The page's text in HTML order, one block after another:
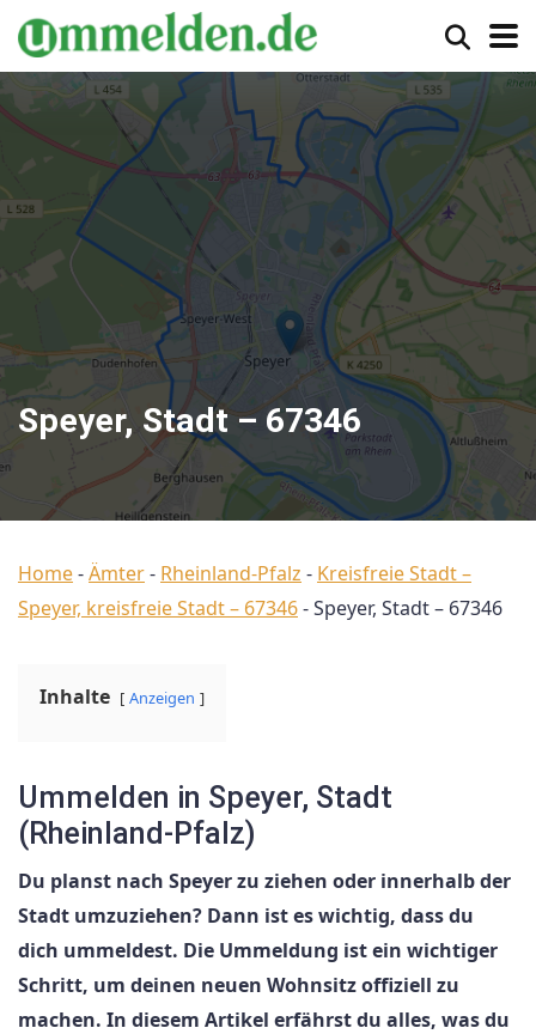
Speyer, Stadt – 67346
Home-Ämter- Rheinland-Pfalz - Kreisfreie Stadt –
Speyer, kreisfreie Stadt – 67346-Speyer, Stadt – 67346
Inhalte Anzeigen
Ummelden in Speyer, Stadt
(Rheinland-Pfalz)
Du planst nach Speyer zu ziehen oder innerhalb der
Stadt umzuziehen? Dann ist es wichtig, dass du
dich ummeldest. Die Ummeldung ist ein wichtiger
Schritt, um deinen neuen Wohnsitz offiziell zu
machen. In diesem Artikel erfährst du alles, was du